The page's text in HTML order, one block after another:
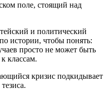
поле, стоящий над
и политический
истории, чтобы понять:
просто не может быть
классам.
кризис подкидывает